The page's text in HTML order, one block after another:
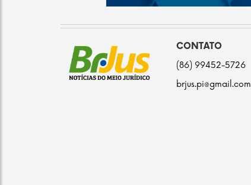
CONTATO
(86) 99452-5726
brjus.pi@gmail.com